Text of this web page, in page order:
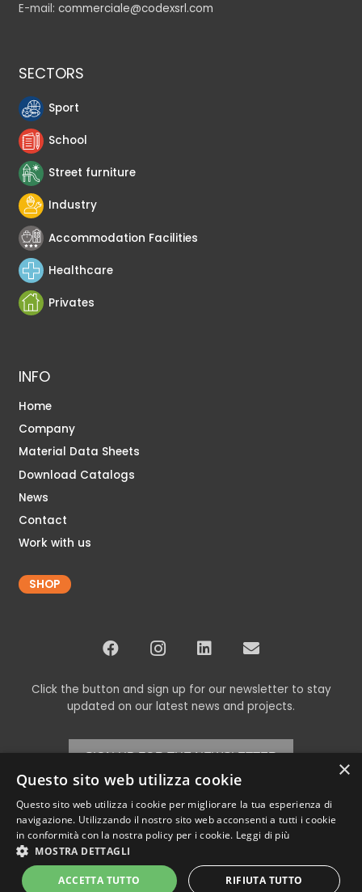
E-mail: commerciale@codexsrl.com
SECTORS
Sport
School
Street furniture
Industry
Accommodation Facilities
Healthcare
Privates
INFO
Home
Company
Material Data Sheets
Download Catalogs
News
Contact
Work with us
SHOP
Click the button and sign up for our newsletter to stay
updated on our latest news and projects.
SIGN UP FOR THE NEWSLETTER
© Copyright 2024 Codex srl – All Rights Reserved
VAT 00898460266 – REA TV-269315 – Cap.Soc. € 11,000.00 i.v. –
×
Questo sito web utilizza cookie
Questo sito web utilizza i cookie per migliorare la tua esperienza di
navigazione. Utilizzando il nostro sito web acconsenti a tutti i cookie
in conformità con la nostra policy per i cookie. Leggi di più
MOSTRA DETTAGLI
ACCETTA TUTTO RIFIUTA TUTTO